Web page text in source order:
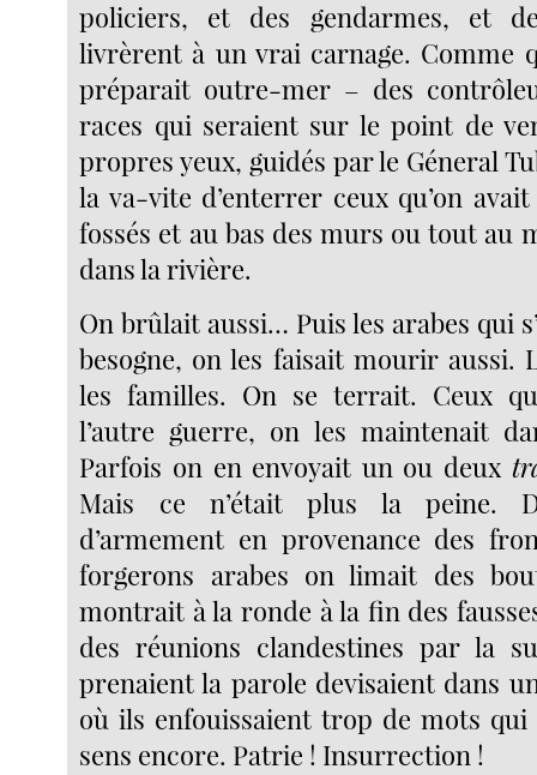
policiers, et des gendarmes, et
livrèrent à un vrai carnage. Comme
préparait outre-mer – des
races qui seraient sur le point de
propres yeux, guidés par le Géneral
la va-vite d’enterrer ceux qu’on
fossés et au bas des murs ou tout au
dans la rivière.
On brûlait aussi… Puis les arabes qui
besogne, on les faisait mourir aussi.
les familles. On se terrait. Ceux
l’autre guerre, on les maintenait
Parfois on en envoyait un ou deux
Mais ce n’était plus la peine.
d’armement en provenance des
forgerons arabes on limait des
montrait à la ronde à la fin des
des réunions clandestines par la
prenaient la parole devisaient dans
où ils enfouissaient trop de mots qui
sens encore. Patrie ! Insurrection !